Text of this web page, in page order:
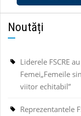
Noutăți
Liderele FSCRE
Femei„Femeile
viitor echitabil”
Reprezentantele